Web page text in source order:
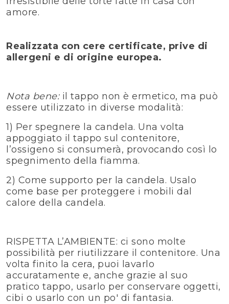
amore.
Realizzata con cere certificate, prive di
allergeni e di origine europea.
Nota bene:il tappo non è ermetico, ma può
essere utilizzato in diverse modalità:
1) Per spegnere la candela. Una volta
appoggiato il tappo sul contenitore,
l’ossigeno si consumerà, provocando così lo
spegnimento della fiamma.
2) Come supporto per la candela. Usalo
come base per proteggere i mobili dal
calore della candela.
RISPETTA L’AMBIENTE: ci sono molte
possibilità per riutilizzare il contenitore. Una
volta finito la cera, puoi lavarlo
accuratamente e, anche grazie al suo
pratico tappo, usarlo per conservare oggetti,
cibi o usarlo con un po' di fantasia.